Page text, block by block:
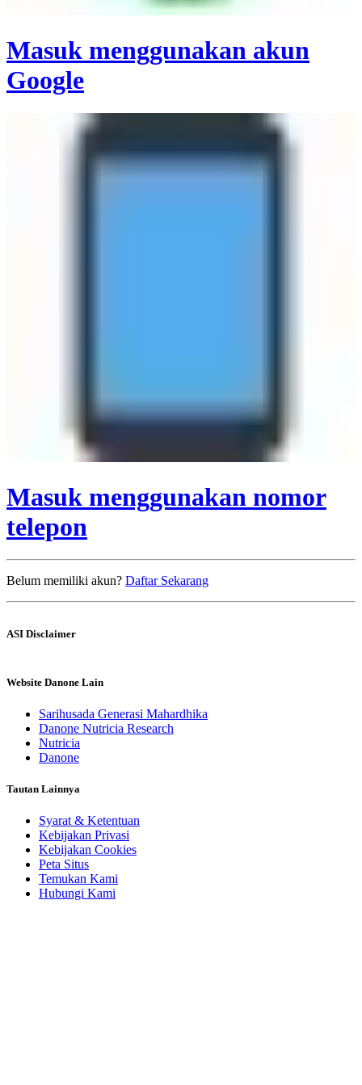
Masuk menggunakan akun
Google
Masuk menggunakan nomor
telepon
Belum memiliki akun? Daftar Sekarang
ASI Disclaimer
Website Danone Lain
Sarihusada Generasi Mahardhika
Danone Nutricia Research
Nutricia
Danone
Tautan Lainnya
Syarat & Ketentuan
Kebijakan Privasi
Kebijakan Cookies
Peta Situs
Temukan Kami
Hubungi Kami